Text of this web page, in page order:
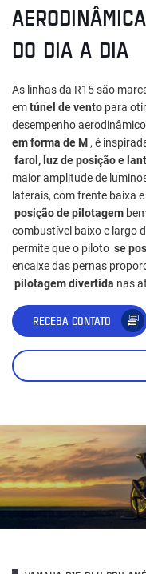
DO DIA A DIA
As linhas da R15 são
emtúnel de vento para
desempenho
em forma de M , é
farol, luz de posição e
maior amplitude de
laterais, com frente baixa
posição de pilotagem
combustível baixo e largo
permite que o piloto se
encaixe das pernas
pilotagem divertida nas
RECEBA CONTATO